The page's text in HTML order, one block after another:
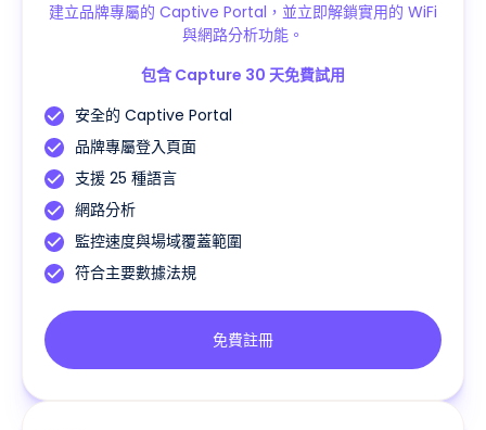
建立品牌專屬的 Captive Portal，並立即解鎖實用的 WiFi
與網路分析功能。
包含 Capture 30 天免費試用
安全的 Captive Portal
品牌專屬登入頁面
支援 25 種語言
網路分析
監控速度與場域覆蓋範圍
符合主要數據法規
免費註冊